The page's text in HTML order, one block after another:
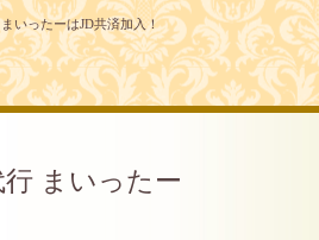
いったーはJD共済加入！
まいったー